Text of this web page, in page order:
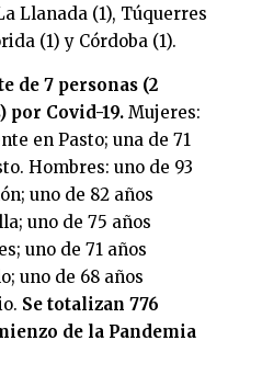
Llanada (1), Túquerres
(1) y Córdoba (1).
de 7 personas (2
por Covid-19. Mujeres:
en Pasto; una de 71
Hombres: uno de 93
uno de 82 años
uno de 75 años
uno de 71 años
uno de 68 años
Se totalizan 776
de la Pandemia